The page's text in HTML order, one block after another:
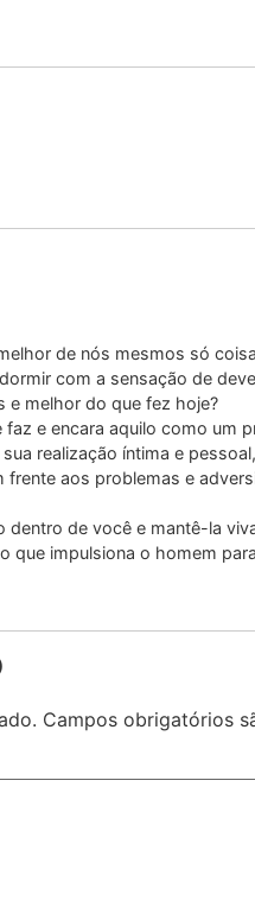
de nós mesmos só
com a sensação de
e melhor do que fez hoje?
e encara aquilo como um
realização íntima e
aos problemas e
dentro de você e mantê-la
que impulsiona o homem
Campos obrigatórios